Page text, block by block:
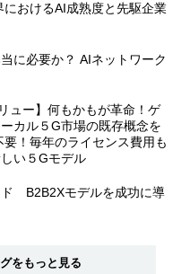
におけるAI成熟度と先駆企業
に必要か？ AIネットワーク
ュー】何もかもが革命！ゲ
カル５G市場の既存概念を
！毎年のライセンス費用も
い５Gモデル
B2B2Xモデルを成功に導
をもっと見る